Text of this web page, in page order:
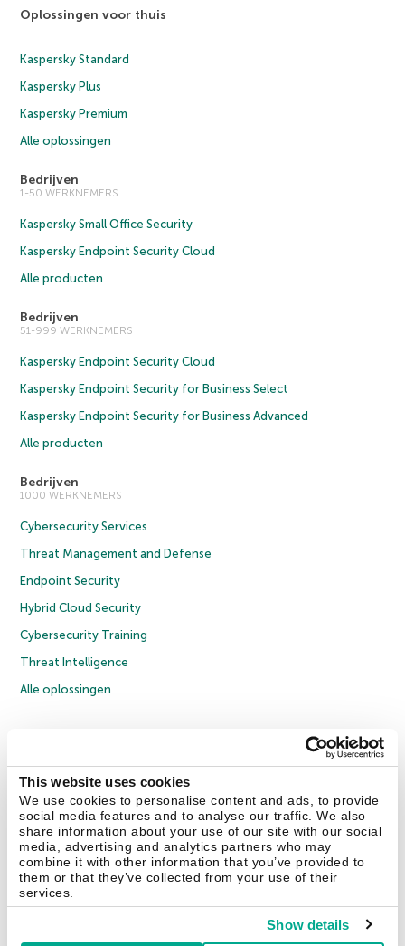
This website uses cookies
We use cookies to personalise content and ads, to provide
social media features and to analyse our traffic. We also
share information about your use of our site with our social
media, advertising and analytics partners who may
combine it with other information that you’ve provided to
them or that they’ve collected from your use of their
services.
Show details
Oplossingen voor thuis
Kaspersky Standard
Kaspersky Plus
Kaspersky Premium
Alle oplossingen
Bedrijven
1-50 WERKNEMERS
Kaspersky Small Office Security
Kaspersky Endpoint Security Cloud
Alle producten
Bedrijven
51-999 WERKNEMERS
Kaspersky Endpoint Security Cloud
Kaspersky Endpoint Security for Business Select
Kaspersky Endpoint Security for Business Advanced
Alle producten
Bedrijven
1000 WERKNEMERS
Cybersecurity Services
Threat Management and Defense
Endpoint Security
Hybrid Cloud Security
Cybersecurity Training
Threat Intelligence
Alle oplossingen
Privacybeleid
Licentieovereenkomst B2B
Cookies
Contact Us Over ons Partners Blog Resource Center
Persberichten
Vertrouwen in Kaspersky
Securelist Eugene Personal Blog